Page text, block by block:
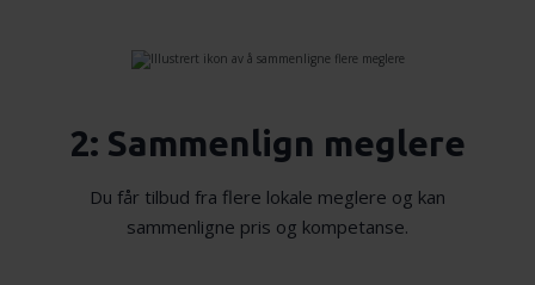
2: Sammenlign meglere
Du får tilbud fra flere lokale meglere og kan
sammenligne pris og kompetanse.